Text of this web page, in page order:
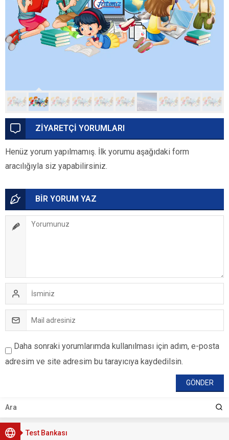
Test Bankası
ZİYARETÇİ YORUMLARI
Henüz yorum yapılmamış. İlk yorumu aşağıdaki form
aracılığıyla siz yapabilirsiniz.
BİR YORUM YAZ
Daha sonraki yorumlarımda kullanılması için adım, e-posta
adresim ve site adresim bu tarayıcıya kaydedilsin.